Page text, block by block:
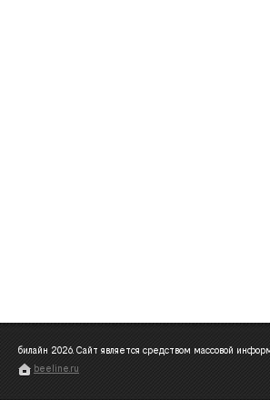
билайн 2026. Сайт является средством массовой
beeline.ru